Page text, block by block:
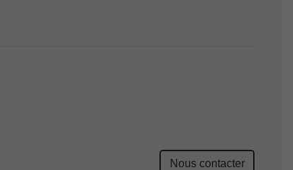
Nous contacter